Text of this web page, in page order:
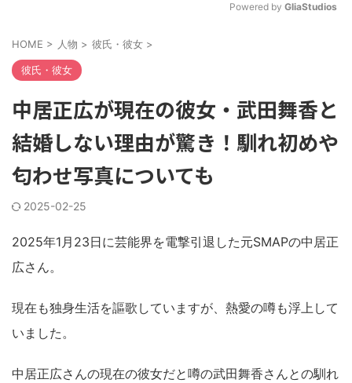
Powered by GliaStudios
HOME > 人物 > 彼氏・彼女 >
彼氏・彼女
中居正広が現在の彼女・武田舞香と
結婚しない理由が驚き！馴れ初めや
匂わせ写真についても
2025-02-25
2025年1月23日に芸能界を電撃引退した元SMAPの中居正
広さん。
現在も独身生活を謳歌していますが、熱愛の噂も浮上して
いました。
中居正広さんの現在の彼女だと噂の武田舞香さんとの馴れ